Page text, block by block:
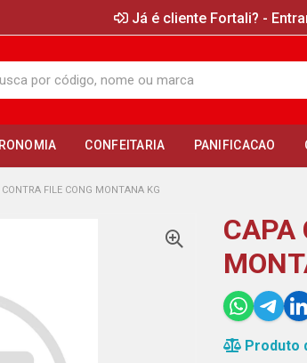
Já é cliente Fortali? -
CONFEITARIA PANIFICACAO
CONTRA FILE CONG MONTANA KG
CAPA
Produto